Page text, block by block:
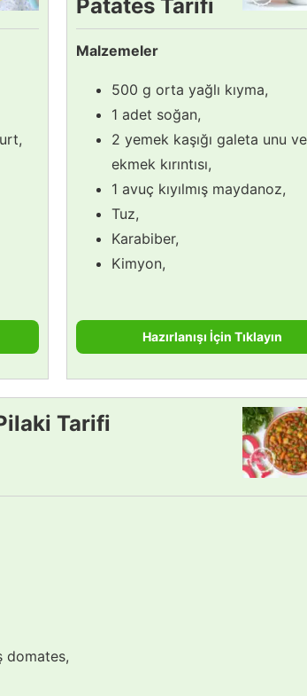
Patates Tarifi
Malzemeler
500 g orta yağlı kıyma,
1 adet soğan,
2 yemek kaşığı galeta unu
ekmek kırıntısı,
1 avuç kıyılmış maydanoz,
Tuz,
Karabiber,
Kimyon,
Hazırlanışı İçin Tıklayın
Tarifi
domates,